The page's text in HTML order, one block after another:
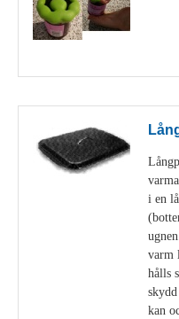
i en
varm
hålls
kan